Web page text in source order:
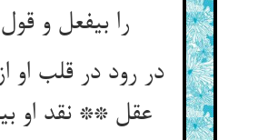
را بی‏فعل و قول‏
در رود در قلب او
عقل ** نقد او